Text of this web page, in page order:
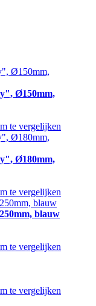
Ø150mm,
te vergelijken
Ø180mm,
te vergelijken
blauw
te vergelijken
te vergelijken